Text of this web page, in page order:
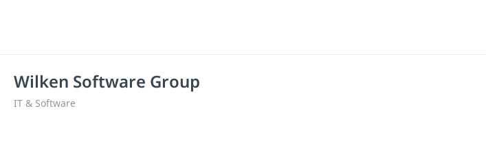
Wilken Software Group
IT & Software